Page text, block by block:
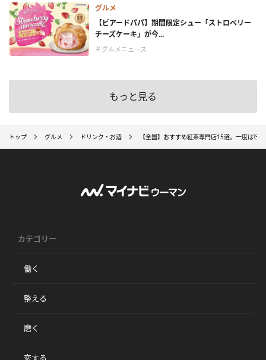
グルメ
【ビアードパパ】期間限定シュー「ストロベリー
チーズケーキ」が今...
＃グルメニュース
もっと見る
トップ グルメ ドリンク・お酒 【全国】おすすめ紅茶専門店15選。一度は行
カテゴリー
働く
整える
磨く
恋する